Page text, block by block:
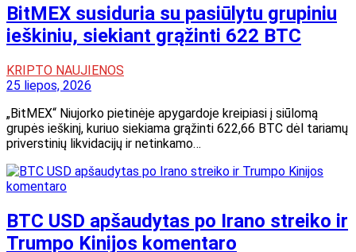
BitMEX susiduria su pasiūlytu grupiniu
ieškiniu, siekiant grąžinti 622 BTC
KRIPTO NAUJIENOS
25 liepos, 2026
„BitMEX“ Niujorko pietinėje apygardoje kreipiasi į siūlomą
grupės ieškinį, kuriuo siekiama grąžinti 622,66 BTC dėl tariamų
priverstinių likvidacijų ir netinkamo…
BTC USD apšaudytas po Irano streiko ir
Trumpo Kinijos komentaro